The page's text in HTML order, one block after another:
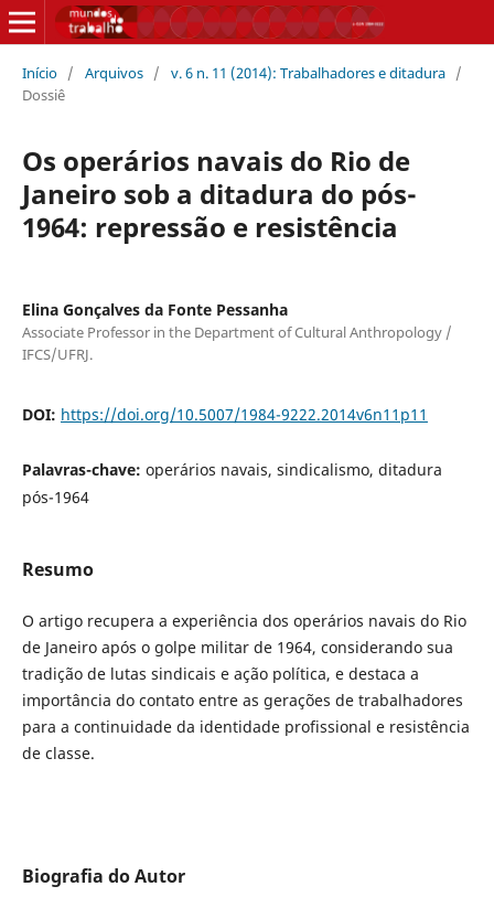
Início / Arquivos / v. 6 n. 11 (2014): Trabalhadores e ditadura /
Dossiê
Os operários navais do Rio de
Janeiro sob a ditadura do pós-
1964: repressão e resistência
Elina Gonçalves da Fonte Pessanha
Associate Professor in the Department of Cultural Anthropology /
IFCS/UFRJ.
DOI: https://doi.org/10.5007/1984-9222.2014v6n11p11
Palavras-chave: operários navais, sindicalismo, ditadura
pós-1964
Resumo
O artigo recupera a experiência dos operários navais do Rio
de Janeiro após o golpe militar de 1964, considerando sua
tradição de lutas sindicais e ação política, e destaca a
importância do contato entre as gerações de trabalhadores
para a continuidade da identidade profissional e resistência
de classe.
Biografia do Autor